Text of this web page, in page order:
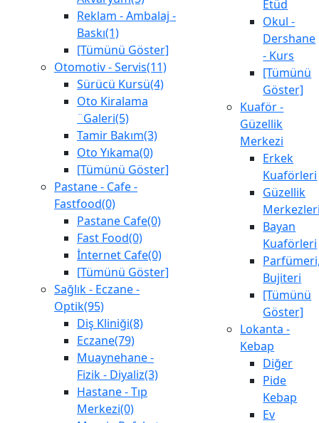
Reklam - Ambalaj -
Baskı(1)
[Tümünü Göster]
Otomotiv - Servis(11)
Sürücü Kursü(4)
Oto Kiralama
¨Galeri(5)
Tamir Bakım(3)
Oto Yıkama(0)
[Tümünü Göster]
Pastane - Cafe -
Fastfood(0)
Pastane Cafe(0)
Fast Food(0)
İnternet Cafe(0)
[Tümünü Göster]
Sağlık - Eczane -
Optik(95)
Diş Kliniği(8)
Eczane(79)
Muaynehane -
Fizik - Diyaliz(3)
Hastane - Tıp
Merkezi(0)
Etüd
Okul -
Dershane
- Kurs
[Tümünü
Göster]
Kuaför -
Güzellik
Merkezi
Erkek
Kuaförleri
Güzellik
Bayan
Kuaförleri
Bujiteri
[Tümünü
Göster]
Lokanta -
Kebap
Diğer
Pide
Kebap
Ev